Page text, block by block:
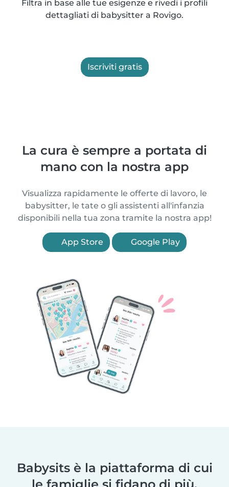
Filtra in base alle tue esigenze e rivedi i profili
dettagliati di babysitter a Rovigo.
Iscriviti gratis
La cura è sempre a portata di
mano con la nostra app
Visualizza rapidamente le offerte di lavoro, le
babysitter, le tate o gli assistenti all'infanzia
disponibili nella tua zona tramite la nostra app!
App Store Google Play
Babysits è la piattaforma di cui